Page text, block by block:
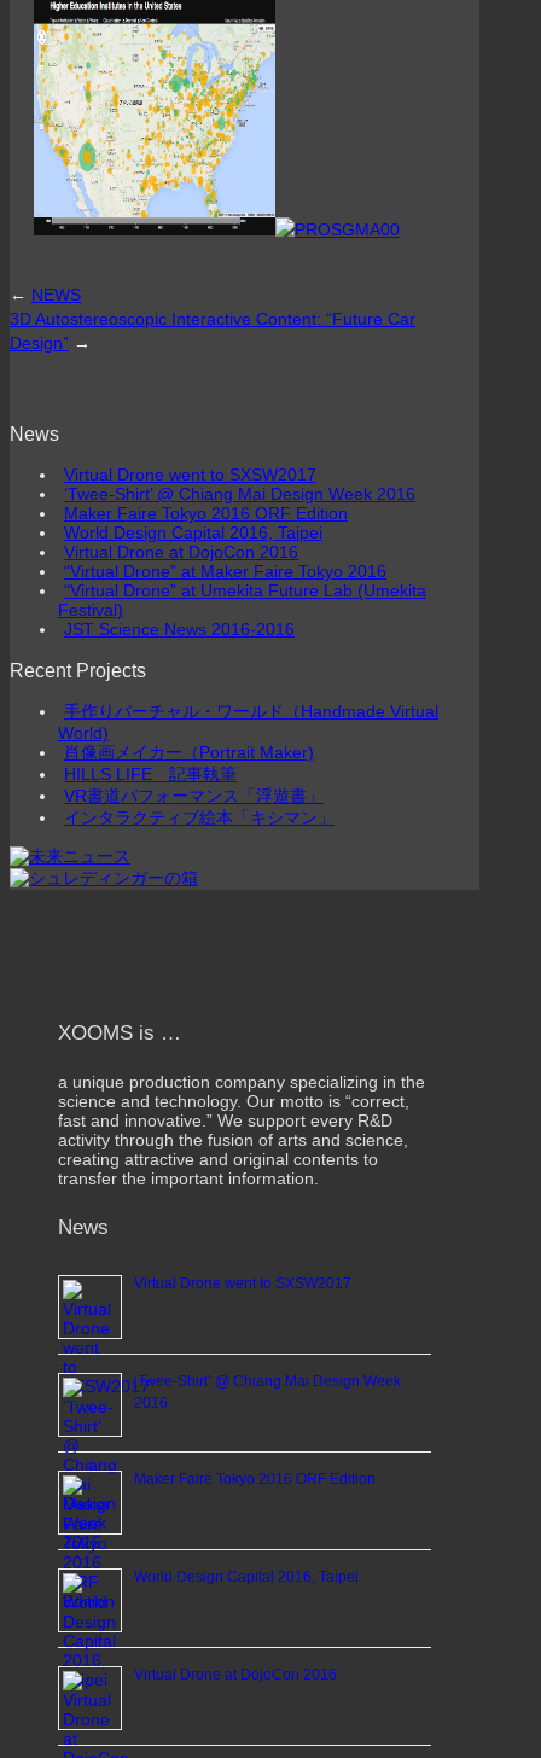
← NEWS
3D Autostereoscopic Interactive Content: “Future Car
Design” →
News
Virtual Drone went to SXSW2017
‘Twee-Shirt’ @ Chiang Mai Design Week 2016
Maker Faire Tokyo 2016 ORF Edition
World Design Capital 2016, Taipei
Virtual Drone at DojoCon 2016
“Virtual Drone” at Maker Faire Tokyo 2016
“Virtual Drone” at Umekita Future Lab (Umekita
Festival)
JST Science News 2016-2016
Recent Projects
手作りバーチャル・ワールド（Handmade Virtual
World)
肖像画メイカー（Portrait Maker)
HILLS LIFE 記事執筆
VR書道パフォーマンス「浮遊書」
インタラクティブ絵本「キシマン」
XOOMS is …
a unique production company specializing in the
science and technology. Our motto is “correct,
fast and innovative.” We support every R&D
activity through the fusion of arts and science,
creating attractive and original contents to
transfer the important information.
News
Virtual Drone went to SXSW2017
‘Twee-Shirt’ @ Chiang Mai Design Week
2016
Maker Faire Tokyo 2016 ORF Edition
World Design Capital 2016, Taipei
Virtual Drone at DojoCon 2016